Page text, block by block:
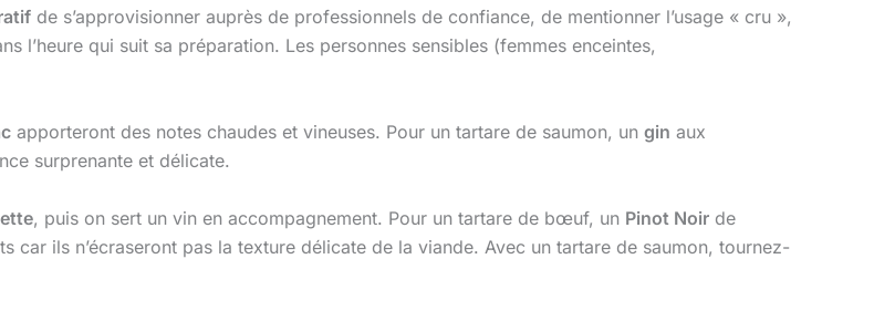
de s’approvisionner auprès de professionnels de confiance, de mentionner l’usage « cru »,
l’heure qui suit sa préparation. Les personnes sensibles (femmes enceintes,
apporteront des notes chaudes et vineuses. Pour un tartare de saumon, un gin aux
surprenante et délicate.
, puis on sert un vin en accompagnement. Pour un tartare de bœuf, un Pinot Noir de
car ils n’écraseront pas la texture délicate de la viande. Avec un tartare de saumon, tournez-